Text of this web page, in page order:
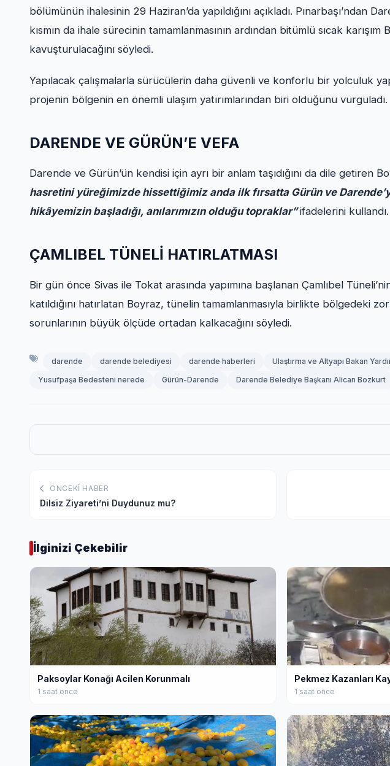
bölümünün ihalesinin 29 Haziran’da yapıldığını açıkladı. Pınarbaşı’ndan
kısmın da ihale sürecinin tamamlanmasının ardından bitümlü sıcak karışım
kavuşturulacağını söyledi.
Yapılacak çalışmalarla sürücülerin daha güvenli ve konforlu bir yolculuk
projenin bölgenin en önemli ulaşım yatırımlarından biri olduğunu vurguladı.
DARENDE VE GÜRÜN’E VEFA
Darende ve Gürün’ün kendisi için ayrı bir anlam taşıdığını da dile getiren
hasretini yüreğimizde hissettiğimiz anda ilk fırsatta Gürün ve
hikâyemizin başladığı, anılarımızın olduğu topraklar”ifadelerini kullandı.
ÇAMLIBEL TÜNELİ HATIRLATMASI
Bir gün önce Sivas ile Tokat arasında yapımına başlanan Çamlıbel
katıldığını hatırlatan Boyraz, tünelin tamamlanmasıyla birlikte bölgedeki
sorunlarının büyük ölçüde ortadan kalkacağını söyledi.
darende darende belediyesi darende haberleri
Ulaştırma ve Altyapı Bakan
Yusufpaşa Bedesteni nerede
Gürün-Darende Darende Belediye Başkanı Alican Bozkurt
ÖNCEKI HABER
Dilsiz Ziyareti’ni Duydunuz mu?
İlginizi Çekebilir
Paksoylar Konağı Acilen Korunmalı
1 saat önce
Pekmez Kazanları
1 saat önce